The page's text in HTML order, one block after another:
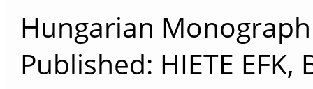
Hungarian
Published: HIETE